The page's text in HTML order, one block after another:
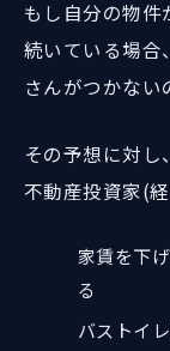
もし自分の物件
続いている場合
さんがつかない
その予想に対し
不動産投資家(
家賃を下
る
バストイ